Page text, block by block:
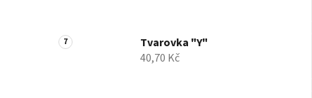
Tvarovka "Y"
40,70 Kč